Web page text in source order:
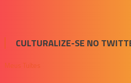
CULTURALIZE-SE NO
Meus Tuítes